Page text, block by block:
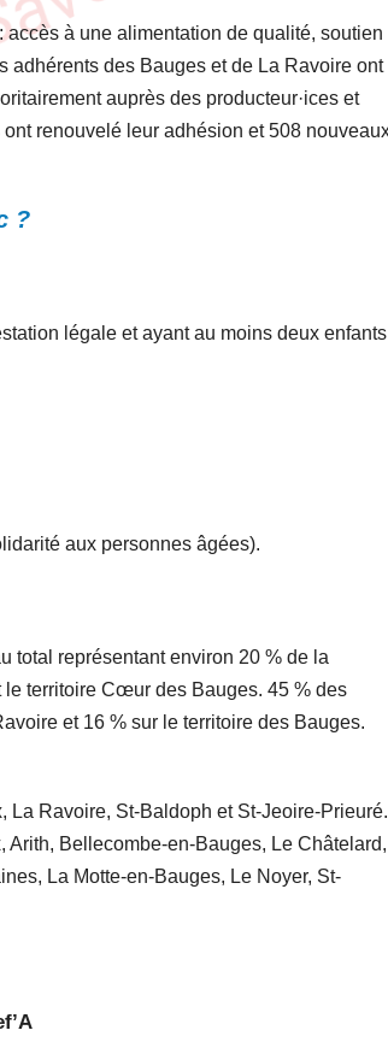
à une alimentation de qualité, soutien
adhérents des Bauges et de La Ravoire ont
auprès des producteur·ices et
renouvelé leur adhésion et 508
?
légale et ayant au moins deux enfants
aux personnes âgées).
total représentant environ 20 % de la
territoire Cœur des Bauges. 45 % des
et 16 % sur le territoire des Bauges.
La Ravoire, St-Baldoph et St-Jeoire-Prieuré.
Arith, Bellecombe-en-Bauges, Le Châtelard,
La Motte-en-Bauges, Le Noyer, St-